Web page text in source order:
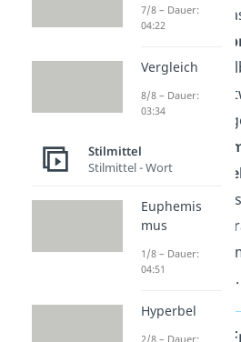
verdeutlichen
,
mit sich selbst
Fragen an sich
deshalb keine
rhetorischen
Wirkung, die
innere
zu lenken. Du
Nachdenken
diese
Träume
beziehen.
Rhetorische
7/8 – Dauer:
04:22
Vergleich
8/8 – Dauer:
03:34
Stilmittel
Stilmittel - Wort
Euphemis
mus
1/8 – Dauer:
04:51
Hyperbel
2/8 – Dauer: